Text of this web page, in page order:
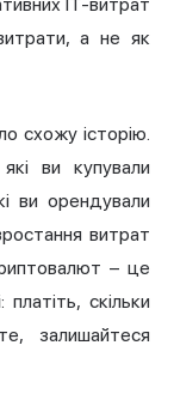
а не як
схожу історію.
ви купували
ви орендували
витрат
– це
скільки
залишайтеся